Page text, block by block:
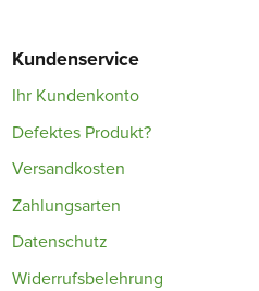
Kundenservice
Ihr Kundenkonto
Defektes Produkt?
Versandkosten
Zahlungsarten
Datenschutz
Widerrufsbelehrung